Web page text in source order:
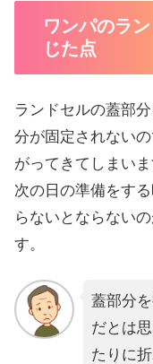
ワンパのラ
じた点
ランドセルの蓋部
分が固定されない
がってきてしまいま
次の日の準備をす
らないとならない
す。
蓋部分
だとは
たりに